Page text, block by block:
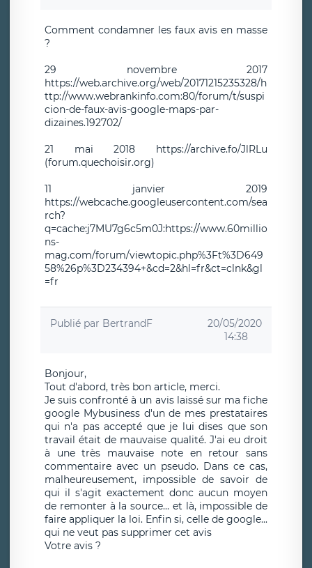
Comment condamner les faux avis en masse
?
29 novembre 2017
https://web.archive.org/web/20171215235328/h
ttp://www.webrankinfo.com:80/forum/t/suspi
cion-de-faux-avis-google-maps-par-
dizaines.192702/
21 mai 2018 https://archive.fo/JlRLu
(forum.quechoisir.org)
11 janvier 2019
https://webcache.googleusercontent.com/sea
rch?
q=cache:j7MU7g6c5m0J:https://www.60millio
ns-
mag.com/forum/viewtopic.php%3Ft%3D649
58%26p%3D234394+&cd=2&hl=fr&ct=clnk&gl
=fr
Publié par BertrandF
20/05/2020
14:38
Bonjour,
Tout d'abord, très bon article, merci.
Je suis confronté à un avis laissé sur ma fiche
google Mybusiness d'un de mes prestataires
qui n'a pas accepté que je lui dises que son
travail était de mauvaise qualité. J'ai eu droit
à une très mauvaise note en retour sans
commentaire avec un pseudo. Dans ce cas,
malheureusement, impossible de savoir de
qui il s'agit exactement donc aucun moyen
de remonter à la source... et là, impossible de
faire appliquer la loi. Enfin si, celle de google...
qui ne veut pas supprimer cet avis
Votre avis ?